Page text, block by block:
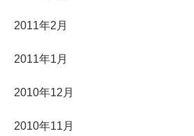
2011年2月
2011年1月
2010年12月
2010年11月